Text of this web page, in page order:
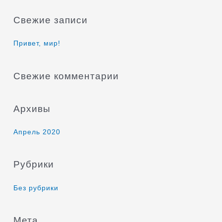
с
Свежие записи
Привет, мир!
Свежие комментарии
Архивы
Апрель 2020
Рубрики
Без рубрики